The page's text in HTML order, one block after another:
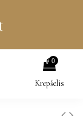
0
Krepšelis